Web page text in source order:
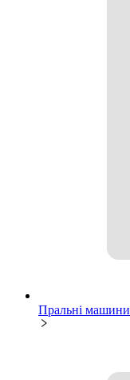
Пральні машини